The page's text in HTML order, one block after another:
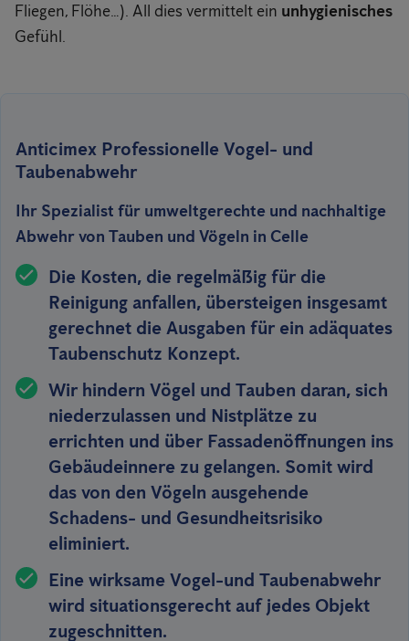
Fliegen, Flöhe…). All dies vermittelt ein unhygienisches
Gefühl.
Anticimex Professionelle Vogel- und
Taubenabwehr
Ihr Spezialist für umweltgerechte und nachhaltige
Abwehr von Tauben und Vögeln in Celle
Die Kosten, die regelmäßig für die
Reinigung anfallen, übersteigen insgesamt
gerechnet die Ausgaben für ein adäquates
Taubenschutz Konzept.
Wir hindern Vögel und Tauben daran, sich
niederzulassen und Nistplätze zu
errichten und über Fassadenöffnungen ins
Gebäudeinnere zu gelangen. Somit wird
das von den Vögeln ausgehende
Schadens- und Gesundheitsrisiko
eliminiert.
Eine wirksame Vogel-und Taubenabwehr
wird situationsgerecht auf jedes Objekt
zugeschnitten.